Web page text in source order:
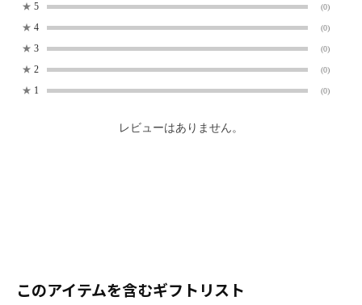
★ 5 (0)
★ 4 (0)
★ 3 (0)
★ 2 (0)
★ 1 (0)
レビューはありません。
このアイテムを含むギフトリスト